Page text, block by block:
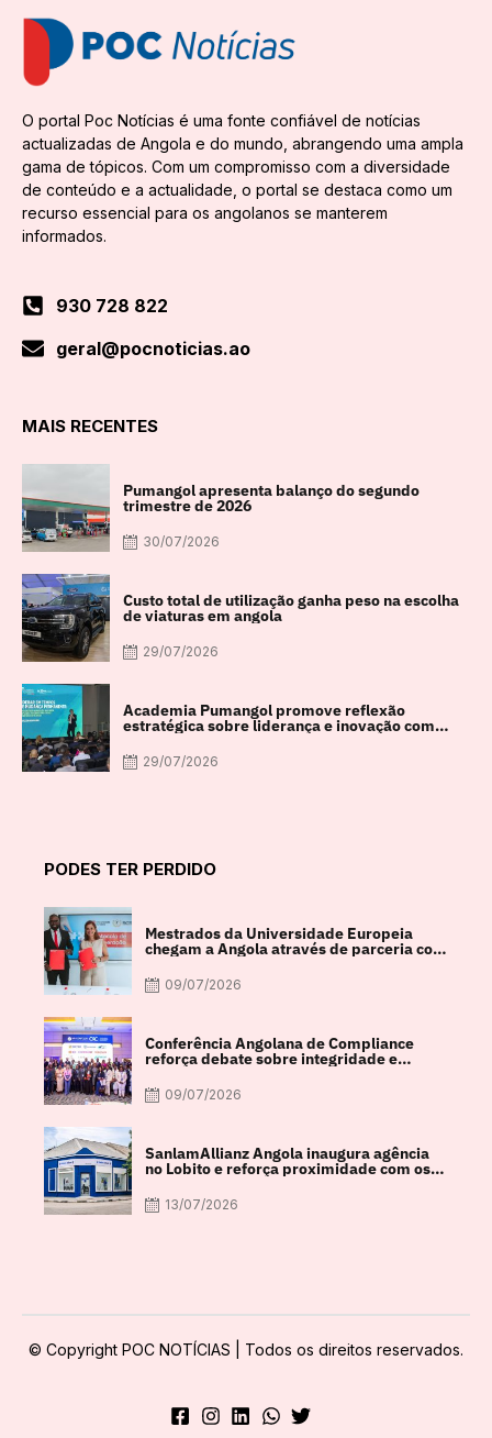
O portal Poc Notícias é uma fonte confiável de notícias
actualizadas de Angola e do mundo, abrangendo uma ampla
gama de tópicos. Com um compromisso com a diversidade
de conteúdo e a actualidade, o portal se destaca como um
recurso essencial para os angolanos se manterem
informados.
930 728 822
geral@pocnoticias.ao
MAIS RECENTES
Pumangol apresenta balanço do segundo
trimestre de 2026
30/07/2026
Custo total de utilização ganha peso na escolha
de viaturas em angola
29/07/2026
Academia Pumangol promove reflexão
estratégica sobre liderança e inovação com
especialista internacional Nadim Habib
29/07/2026
PODES TER PERDIDO
Mestrados da Universidade Europeia
chegam a Angola através de parceria com
a FACUL
09/07/2026
Conferência Angolana de Compliance
reforça debate sobre integridade e
crescimento económico
09/07/2026
SanlamAllianz Angola inaugura agência
no Lobito e reforça proximidade com os
13/07/2026
© Copyright POC NOTÍCIAS | Todos os direitos reservados.